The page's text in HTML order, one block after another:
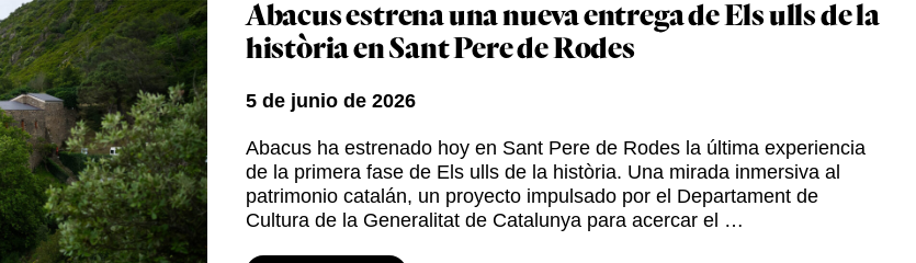
Abacus estrena una nueva entrega de Els ulls de la
història en Sant Pere de Rodes
5 de junio de 2026
Abacus ha estrenado hoy en Sant Pere de Rodes la última experiencia
de la primera fase de Els ulls de la història. Una mirada inmersiva al
patrimonio catalán, un proyecto impulsado por el Departament de
Cultura de la Generalitat de Catalunya para acercar el …